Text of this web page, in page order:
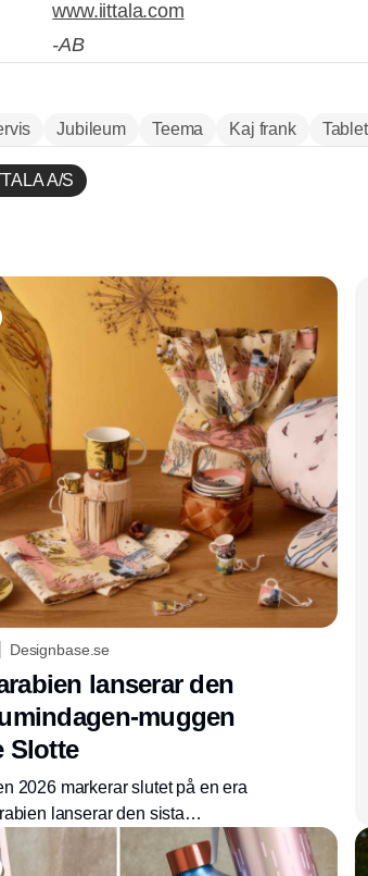
www.iittala.com
-AB
Jubileum Teema Kaj frank
A/S
Designbase.se
lanserar den
muggen
Slotte
2026 markerar slutet på en era
lanserar den sista
skapad av illustratören
samtidigt som den hyllar både